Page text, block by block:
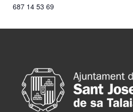
687 14 53 69